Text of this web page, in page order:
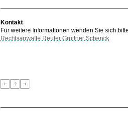
Kontakt
Für weitere Informationen wenden Sie sich
Rechtsanwälte Reuter Grüttner Schenck